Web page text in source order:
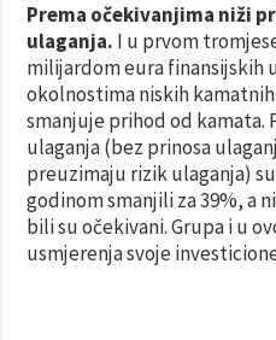
Prema očekivanjima niži
ulaganja. I u prvom
milijardom eura finansijskih
okolnostima niskih
smanjuje prihod od kamata.
ulaganja (bez prinosa
preuzimaju rizik ulaganja)
godinom smanjili za 39%, a
bili su očekivani. Grupa i u
usmjerenja svoje